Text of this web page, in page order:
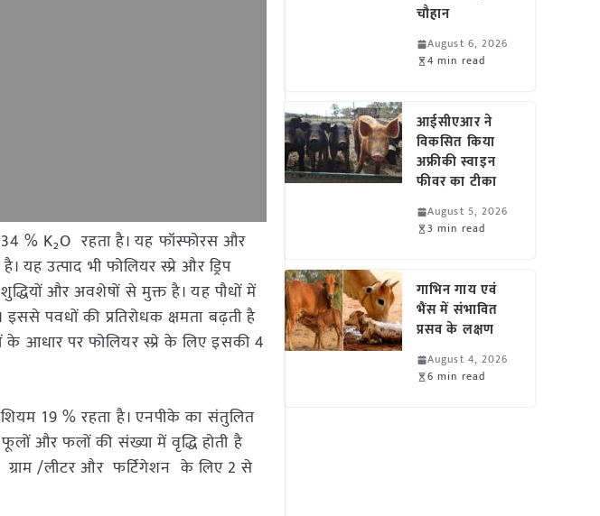
% K₂O रहता है। यह फॉस्फोरस और
उत्पाद भी फोलियर स्प्रे और ड्रिप
और अवशेषों से मुक्त है। यह पौधों में
पवधों की प्रतिरोधक क्षमता बढ़ती है
आधार पर फोलियर स्प्रे के लिए इसकी 4
19 % रहता है। एनपीके का संतुलित
और फलों की संख्या में वृद्धि होती है
ग्राम /लीटर और फर्टिगेशन के लिए 2 से
चौहान
August 6, 2026
4 min read
आईसीएआर ने
विकसित किया
अफ्रीकी स्वाइन
फीवर का टीका
August 5, 2026
3 min read
गाभिन गाय एवं
भैंस में संभावित
प्रसव के लक्षण
August 4, 2026
6 min read